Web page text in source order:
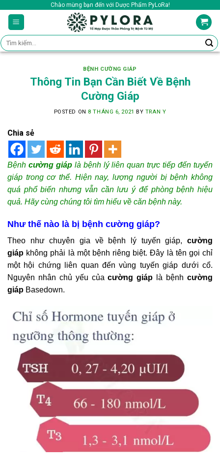
content
Chào mừng bạn đến với Dược Phẩm PyLoRa!
Tìm
kiếm:
BỆNH CƯỜNG GIÁP
Thông Tin Bạn Cần Biết Về Bệnh
Cường Giáp
POSTED ON 8 THÁNG 6, 2021 BY TRAN Y
Chia sẻ
Bệnh cường giáp là bệnh lý liên quan trực tiếp đến tuyến
giáp trong cơ thể. Hiện nay, lượng người bị bệnh không
quá phổ biến nhưng vẫn cần lưu ý để phòng bệnh hiệu
quả. Hãy cùng chúng tôi tìm hiểu về căn bệnh này.
Như thế nào là bị bệnh cường giáp?
Theo như chuyên gia về bệnh lý tuyến giáp, cường
giáp không phải là một bệnh riêng biệt. Đây là tên gọi chỉ
một hội chứng liên quan đến vùng tuyến giáp dưới cổ.
Nguyên nhân chủ yếu củacường giáp là bệnhcường
giáp Basedown.